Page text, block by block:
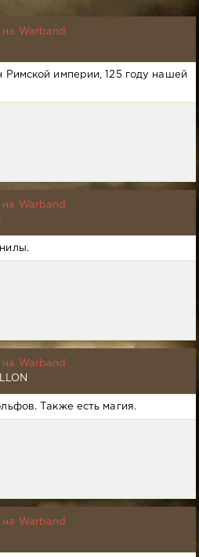
Warband
империи, 125 году нашей
Warband
Warband
Также есть магия.
Warband